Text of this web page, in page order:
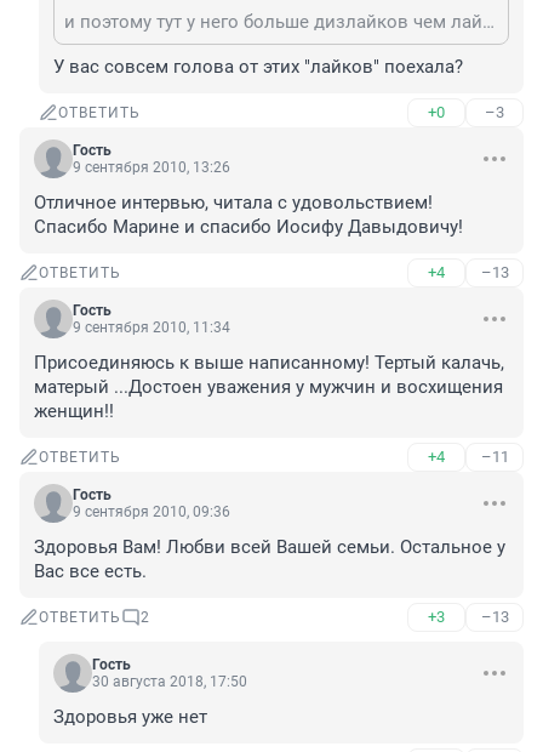
и поэтому тут у него больше дизлайков чем лайков!?
У вас совсем голова от этих "лайков" поехала?
ОТВЕТИТЬ +0 –3
Гость
9 сентября 2010, 13:26
Отличное интервью, читала с удовольствием!
Спасибо Марине и спасибо Иосифу Давыдовичу!
ОТВЕТИТЬ +4 –13
Гость
9 сентября 2010, 11:34
Присоединяюсь к выше написанному! Тертый калачь,
матерый ...Достоен уважения у мужчин и восхищения
женщин!!
ОТВЕТИТЬ +4 –11
Гость
9 сентября 2010, 09:36
Здоровья Вам! Любви всей Вашей семьи. Остальное у
Вас все есть.
ОТВЕТИТЬ 2 +3 –13
Гость
30 августа 2018, 17:50
Здоровья уже нет